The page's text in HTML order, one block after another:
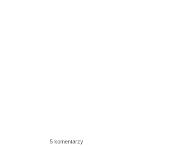
5 komentarzy